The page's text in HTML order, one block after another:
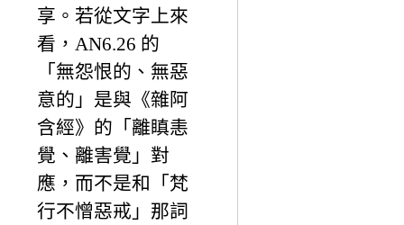
享。若從文字上來
看，AN6.26 的
「無怨恨的、無惡
意的」是與《雜阿
含經》的「離瞋恚
覺、離害覺」對
應，而不是和「梵
行不憎惡戒」那詞